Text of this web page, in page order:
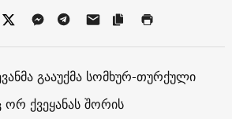
გააუქმა სომხურ-თურქული
ქვეყანას შორის